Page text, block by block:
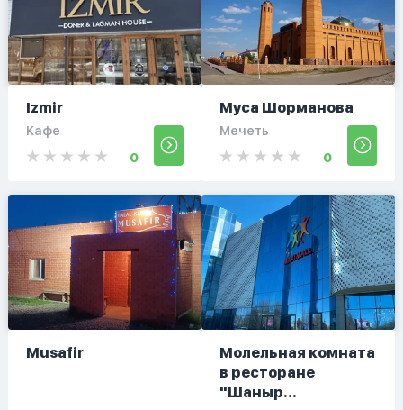
Izmir
Кафе
0
Муса Шорманова
Мечеть
0
Musafir
Молельная комната
в ресторане
"Шаныр...